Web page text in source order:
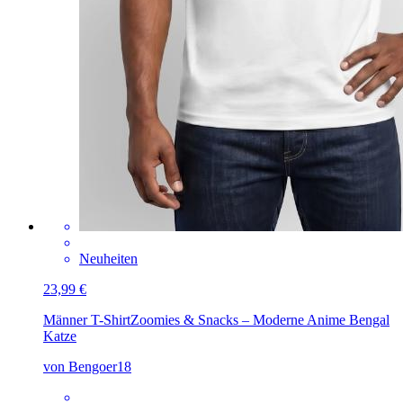
Neuheiten
23,99 €
Männer T-ShirtZoomies & Snacks – Moderne Anime Bengal
Katze
von Bengoer18